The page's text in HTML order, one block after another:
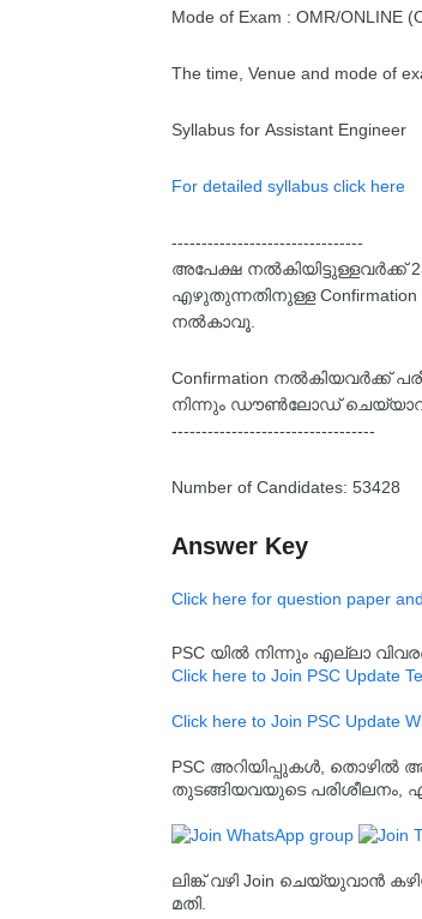
Mode of Exam : OMR/ONLINE
The time, Venue and mode of
Syllabus for Assistant Engineer
For detailed syllabus click here
--------------------------------
അപേക്ഷ നൽകിയിട്ടുള്ളവർക്ക്
എഴുതുന്നതിനുള്ള
നൽകാവൂ.
Confirmation നൽകിയവർക്ക്
നിന്നും ഡൗൺലോഡ്
----------------------------------
Number of Candidates: 53428
Answer Key
Click here for question paper
PSC യിൽ നിന്നും എല്ലാ
Click here to Join PSC Update
Click here to Join PSC Update
PSC അറിയിപ്പുകൾ, തൊഴിൽ
തുടങ്ങിയവയുടെ പരിശീലനം,
ലിങ്ക് വഴി Join ചെയ്യുവാൻ
മതി.